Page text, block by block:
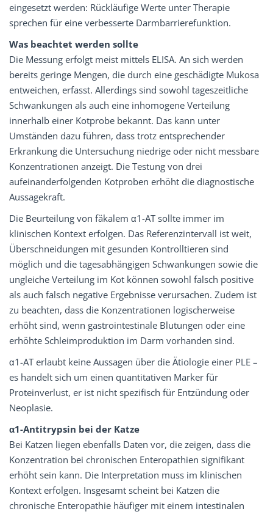
eingesetzt werden: Rückläufige Werte unter Therapie
sprechen für eine verbesserte Darmbarrierefunktion.
Was beachtet werden sollte
Die Messung erfolgt meist mittels ELISA. An sich werden
bereits geringe Mengen, die durch eine geschädigte Mukosa
entweichen, erfasst. Allerdings sind sowohl tageszeitliche
Schwankungen als auch eine inhomogene Verteilung
innerhalb einer Kotprobe bekannt. Das kann unter
Umständen dazu führen, dass trotz entsprechender
Erkrankung die Untersuchung niedrige oder nicht messbare
Konzentrationen anzeigt. Die Testung von drei
aufeinanderfolgenden Kotproben erhöht die diagnostische
Aussagekraft.
Die Beurteilung von fäkalem α1-AT sollte immer im
klinischen Kontext erfolgen. Das Referenzintervall ist weit,
Überschneidungen mit gesunden Kontrolltieren sind
möglich und die tagesabhängigen Schwankungen sowie die
ungleiche Verteilung im Kot können sowohl falsch positive
als auch falsch negative Ergebnisse verursachen. Zudem ist
zu beachten, dass die Konzentrationen logischerweise
erhöht sind, wenn gastrointestinale Blutungen oder eine
erhöhte Schleimproduktion im Darm vorhanden sind.
α1-AT erlaubt keine Aussagen über die Ätiologie einer PLE –
es handelt sich um einen quantitativen Marker für
Proteinverlust, er ist nicht spezifisch für Entzündung oder
Neoplasie.
α1-Antitrypsin bei der Katze
Bei Katzen liegen ebenfalls Daten vor, die zeigen, dass die
Konzentration bei chronischen Enteropathien signifikant
erhöht sein kann. Die Interpretation muss im klinischen
Kontext erfolgen. Insgesamt scheint bei Katzen die
chronische Enteropathie häufiger mit einem intestinalen